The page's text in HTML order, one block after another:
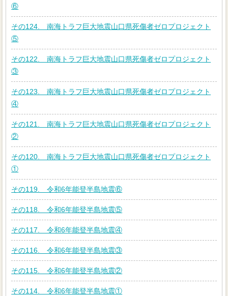
⑥
その124. 南海トラフ巨大地震山口県死傷者ゼロプロジェクト
⑤
その122. 南海トラフ巨大地震山口県死傷者ゼロプロジェクト
③
その123. 南海トラフ巨大地震山口県死傷者ゼロプロジェクト
④
その121. 南海トラフ巨大地震山口県死傷者ゼロプロジェクト
②
その120. 南海トラフ巨大地震山口県死傷者ゼロプロジェクト
①
その119. 令和6年能登半島地震⑥
その118. 令和6年能登半島地震⑤
その117. 令和6年能登半島地震④
その116. 令和6年能登半島地震③
その115. 令和6年能登半島地震②
その114. 令和6年能登半島地震①